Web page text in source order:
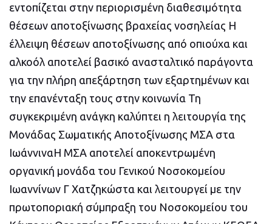
εντοπίζεται στην περιορισμένη διαθεσιμότητα
θέσεων αποτοξίνωσης βραχείας νοσηλείας Η
έλλειψη θέσεων αποτοξίνωσης από οπιούχα και
αλκοόλ αποτελεί βασικό ανασταλτικό παράγοντα
για την πλήρη απεξάρτηση των εξαρτημένων και
την επανένταξη τους στην κοινωνία Τη
συγκεκριμένη ανάγκη καλύπτει η λειτουργία της
Μονάδας Σωματικής Αποτοξίνωσης ΜΣΑ στα
ΙωάννιναΗ ΜΣΑ αποτελεί αποκεντρωμένη
οργανική μονάδα του Γενικού Νοσοκομείου
Ιωαννίνων Γ Χατζηκώστα και λειτουργεί με την
πρωτοποριακή σύμπραξη του Νοσοκομείου του